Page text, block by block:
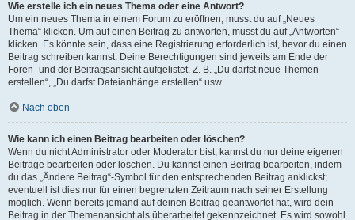
Wie erstelle ich ein neues Thema oder eine Antwort?
Um ein neues Thema in einem Forum zu eröffnen, musst du auf „Neues
Thema“ klicken. Um auf einen Beitrag zu antworten, musst du auf „Antworten“
klicken. Es könnte sein, dass eine Registrierung erforderlich ist, bevor du einen
Beitrag schreiben kannst. Deine Berechtigungen sind jeweils am Ende der
Foren- und der Beitragsansicht aufgelistet. Z. B. „Du darfst neue Themen
erstellen“, „Du darfst Dateianhänge erstellen“ usw.
Nach oben
Wie kann ich einen Beitrag bearbeiten oder löschen?
Wenn du nicht Administrator oder Moderator bist, kannst du nur deine eigenen
Beiträge bearbeiten oder löschen. Du kannst einen Beitrag bearbeiten, indem
du das „Ändere Beitrag“-Symbol für den entsprechenden Beitrag anklickst;
eventuell ist dies nur für einen begrenzten Zeitraum nach seiner Erstellung
möglich. Wenn bereits jemand auf deinen Beitrag geantwortet hat, wird dein
Beitrag in der Themenansicht als überarbeitet gekennzeichnet. Es wird sowohl